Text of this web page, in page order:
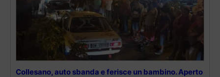
Collesano, auto sbanda e ferisce un bambino. Aperto